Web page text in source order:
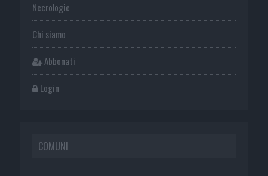
Necrologie
Chi siamo
Abbonati
Login
COMUNI